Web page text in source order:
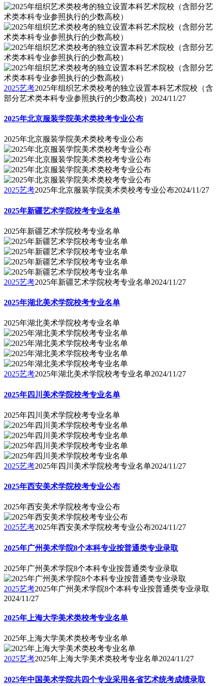
2025艺考2025年组织艺术类校考的独立设置本科艺术院校（含
部分艺术类本科专业参照执行的少数高校） 2024/11/27
2025年北京服装学院美术类校考专业公布
2025年北京服装学院美术类校考专业公布
2025艺考2025年北京服装学院美术类校考专业公布2024/11/27
2025年新疆艺术学院校考专业名单
2025年新疆艺术学院校考专业名单
2025艺考2025年新疆艺术学院校考专业名单2024/11/27
2025年湖北美术学院校考专业名单
2025年湖北美术学院校考专业名单
2025艺考2025年湖北美术学院校考专业名单2024/11/27
2025年四川美术学院校考专业名单
2025年四川美术学院校考专业名单
2025艺考2025年四川美术学院校考专业名单2024/11/27
2025年西安美术学院校考专业公布
2025年西安美术学院校考专业公布
2025艺考2025年西安美术学院校考专业公布2024/11/27
2025年广州美术学院8个本科专业按普通类专业录取
2025年广州美术学院8个本科专业按普通类专业录取
2025艺考2025年广州美术学院8个本科专业按普通类专业录取
2024/11/27
2025年上海大学美术类校考专业名单
2025年上海大学美术类校考专业名单
2025艺考2025年上海大学美术类校考专业名单2024/11/27
2025年中国美术学院共四个专业采用各省艺术统考成绩录取